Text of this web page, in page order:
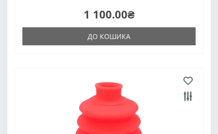
1 100.00₴
ДО КОШИКА